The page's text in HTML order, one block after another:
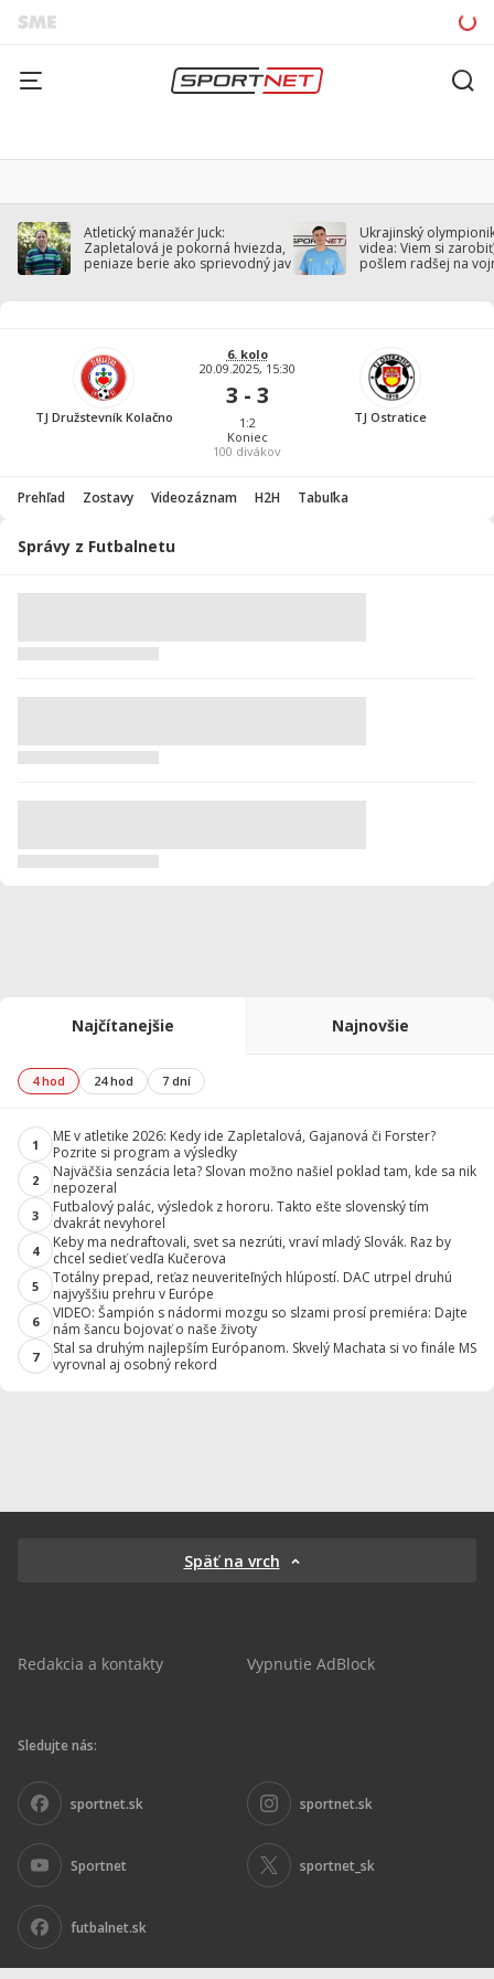
Atletický manažér Juck:
Zapletalová je pokorná hviezda,
peniaze berie ako sprievodný jav
Ukrajinský
videa: Viem si
pošlem radšej na
TJ Družstevník Kolačno
6. kolo
20.09.2025, 15:30
3 - 3
1:2
Koniec
100 divákov
TJ Ostratice
Prehľad Zostavy Videozáznam H2H Tabuľka
Správy z Futbalnetu
Najčítanejšie Najnovšie
4 hod 24 hod 7 dní
1
ME v atletike 2026: Kedy ide Zapletalová, Gajanová či Forster?
Pozrite si program a výsledky
2
Najväčšia senzácia leta? Slovan možno našiel poklad tam, kde sa nik
nepozeral
3
Futbalový palác, výsledok z hororu. Takto ešte slovenský tím
dvakrát nevyhorel
4
Keby ma nedraftovali, svet sa nezrúti, vraví mladý Slovák. Raz by
chcel sedieť vedľa Kučerova
5
Totálny prepad, reťaz neuveriteľných hlúpostí. DAC utrpel druhú
najvyššiu prehru v Európe
6
VIDEO: Šampión s nádormi mozgu so slzami prosí premiéra: Dajte
nám šancu bojovať o naše životy
7
Stal sa druhým najlepším Európanom. Skvelý Machata si vo finále MS
vyrovnal aj osobný rekord
Späť na vrch
Redakcia a kontakty Vypnutie AdBlock
Sledujte nás:
sportnet.sk sportnet.sk
Sportnet sportnet_sk
futbalnet.sk